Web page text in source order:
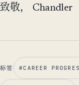
致敬， Chandler
标签 #CAREER